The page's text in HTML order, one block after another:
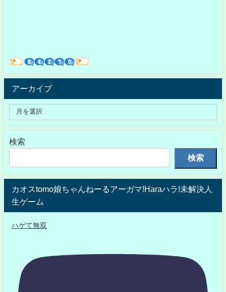
アーカイブ
検索
検索
カオスtomo娘ちゃんねーるアーガマ!Haraハラ!未解決人
生ゲーム
ハゲて無双